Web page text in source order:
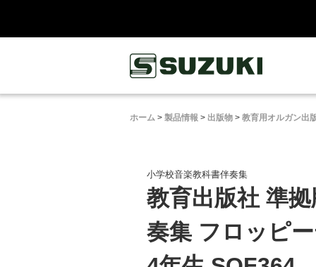
ホーム > 製品情報 > 出版物 > 教育用オルガン出
小学校音楽教科書伴奏集
教育出版社 準
奏集 フロッピ